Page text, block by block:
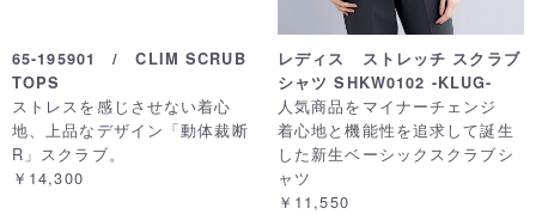
65-195901 / CLIM SCRUB
TOPS
ストレスを感じさせない着心
地、上品なデザイン「動体裁断
R」スクラブ。
￥14,300
レディス ストレッチ スクラブ
シャツ SHKW0102 -KLUG-
人気商品をマイナーチェンジ
着心地と機能性を追求して誕生
した新生ベーシックスクラブシ
ャツ
￥11,550